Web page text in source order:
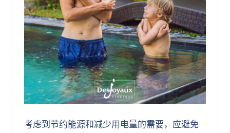
考虑到节约能源和减少用电量的需要，应避免